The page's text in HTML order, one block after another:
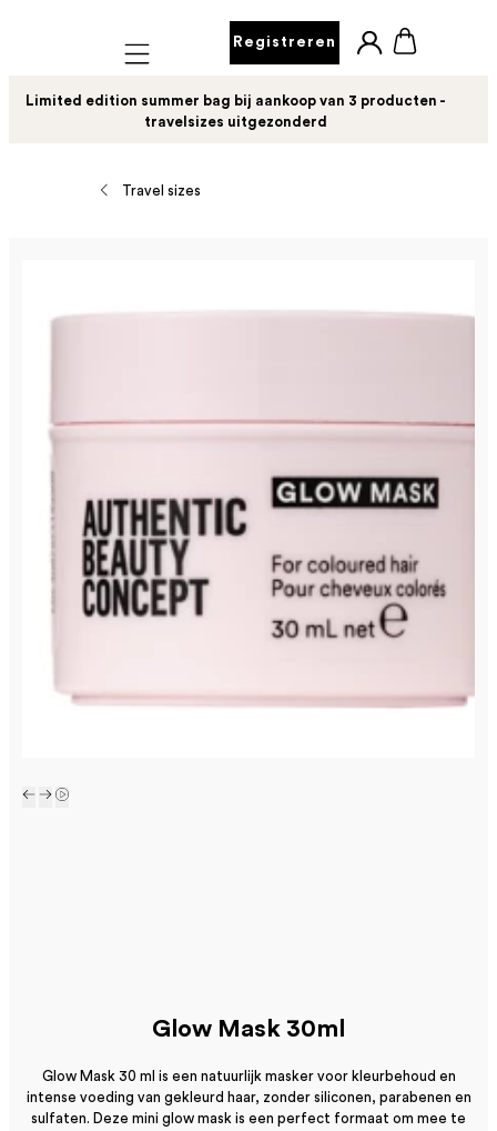
Mobile navigation
Registreren
Limited edition summer bag bij aankoop van 3 producten -
travelsizes uitgezonderd
Travel sizes
Glow Mask 30ml
Glow Mask 30 ml is een natuurlijk masker voor kleurbehoud en
intense voeding van gekleurd haar, zonder siliconen, parabenen en
sulfaten. Deze mini glow mask is een perfect formaat om mee te